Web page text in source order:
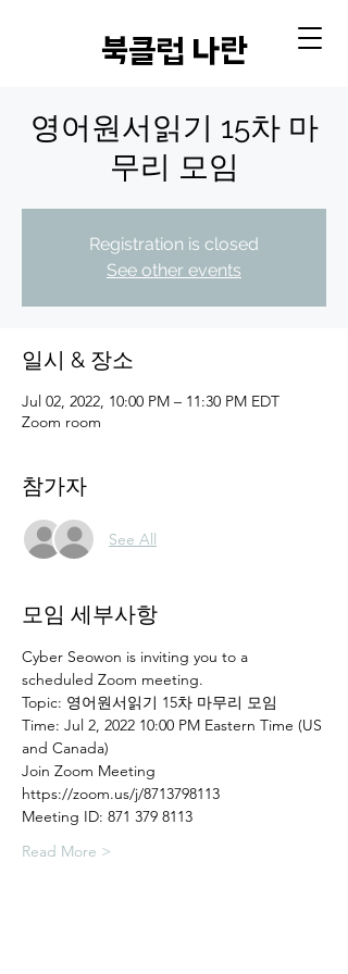
​북클럽 나란
영어원서읽기 15차 마
무리 모임
Registration is closed
See other events
일시 & 장소
Jul 02, 2022, 10:00 PM – 11:30 PM EDT
Zoom room
참가자
See All
모임 세부사항
Cyber Seowon is inviting you to a
scheduled Zoom meeting.
Topic: 영어원서읽기 15차 마무리 모임
Time: Jul 2, 2022 10:00 PM Eastern Time (US
and Canada)
Join Zoom Meeting
https://zoom.us/j/8713798113
Meeting ID: 871 379 8113
Read More >